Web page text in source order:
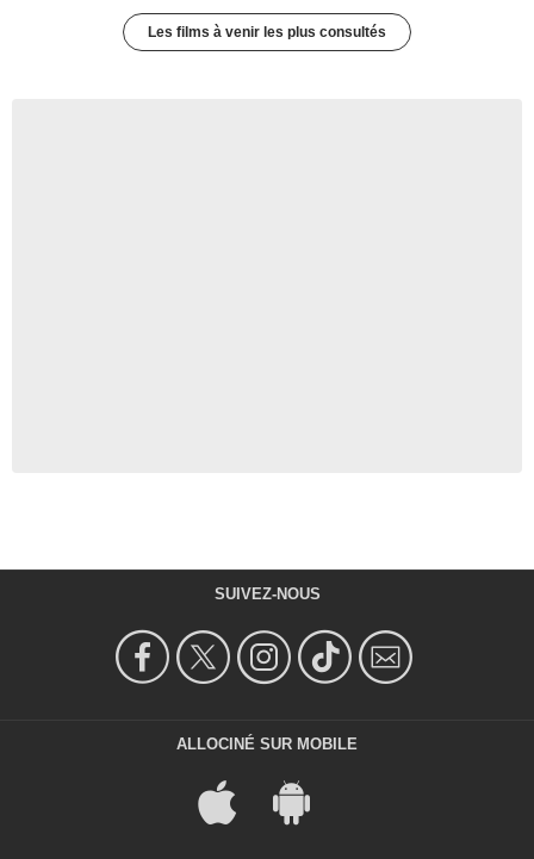
Les films à venir les plus consultés
SUIVEZ-NOUS
ALLOCINÉ SUR MOBILE